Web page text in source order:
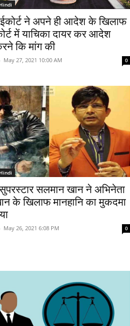
ने अपने ही आदेश के खिलाफ
में याचिका दायर कर आदेश
कि मांग की
- May 27, 2021 10:00 AM 0
सलमान खान ने अभिनेता
के खिलाफ मानहानि का मुकदमा
- May 26, 2021 6:08 PM 0